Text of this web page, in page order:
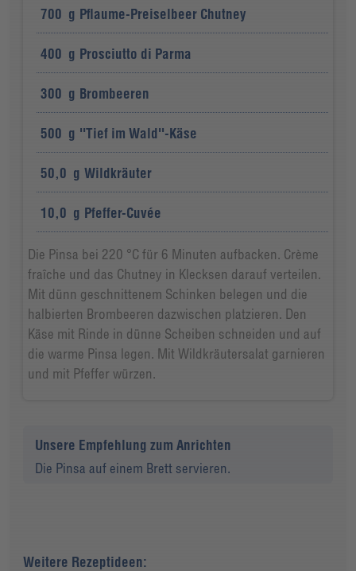
700 g Pflaume-Preiselbeer Chutney
400 g Prosciutto di Parma
300 g Brombeeren
500 g ''Tief im Wald''-Käse
50,0 g Wildkräuter
10,0 g Pfeffer-Cuvée
Die Pinsa bei 220 °C für 6 Minuten aufbacken. Crème
fraîche und das Chutney in Klecksen darauf verteilen.
Mit dünn geschnittenem Schinken belegen und die
halbierten Brombeeren dazwischen platzieren. Den
Käse mit Rinde in dünne Scheiben schneiden und auf
die warme Pinsa legen. Mit Wildkräutersalat garnieren
und mit Pfeffer würzen.
Unsere Empfehlung zum Anrichten
Die Pinsa auf einem Brett servieren.
Weitere Rezeptideen: